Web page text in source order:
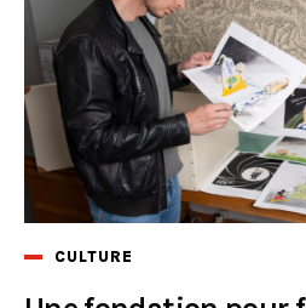
CULTURE